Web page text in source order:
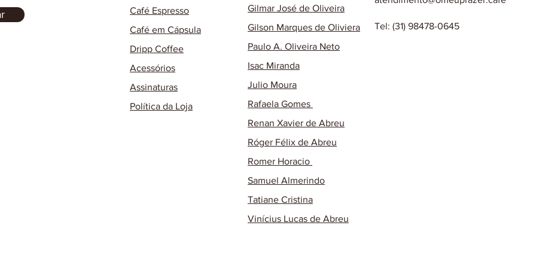
Café Espresso
Café em Cápsula
Dripp Coffee
Acessórios
Assinaturas
Política da Loja
Gilmar José de Oliveira
Gilson Marques de Oliviera
Paulo A. Oliveira Neto
Isac Miranda
Julio Moura
Rafaela Gomes
Renan Xavier de Abreu
Róger Félix de Abreu
Romer Horacio
Samuel Almerindo
Tatiane Cristina
Vinícius Lucas de Abreu
Tel: (31) 98478-0645